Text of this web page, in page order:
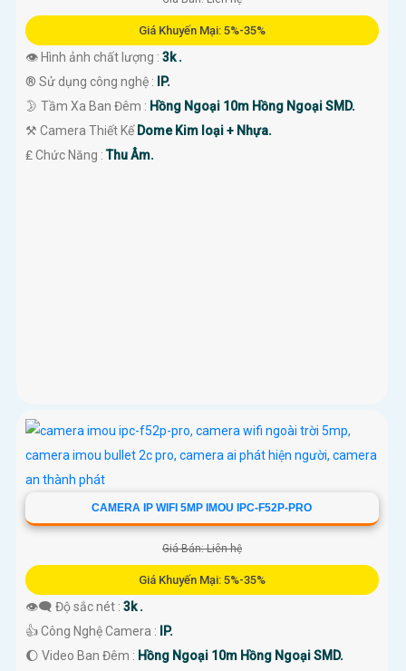
Giá Khuyến Mại: 5%-35%
👁 Hình ảnh chất lượng : 3k .
®️ Sử dụng công nghệ :
IP.
🌛 Tầm Xa Ban Đêm : Hồng Ngoại 10m Hồng Ngoại SMD.
⚒ Camera Thiết Kế Dome Kim loại + Nhựa.
️₤ Chức Năng :Thu Âm.
CAMERA IP WIFI 5MP IMOU IPC-F52P-PRO
Giá Bán: Liên hệ
Giá Khuyến Mại: 5%-35%
👁️‍🗨 Độ sắc nét : 3k .
👍 Công Nghệ Camera :
IP.
🌔 Video Ban Đêm : Hồng Ngoại 10m Hồng Ngoại SMD.